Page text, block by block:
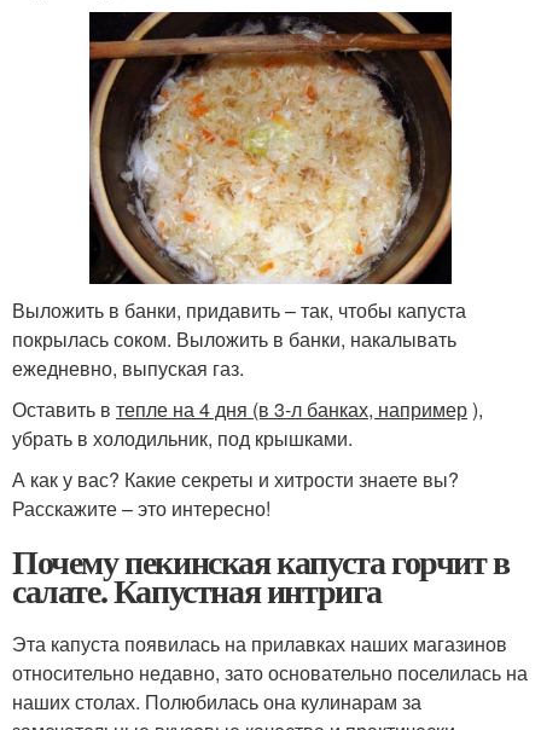
Выложить в банки, придавить – так, чтобы капуста
покрылась соком. Выложить в банки, накалывать
ежедневно, выпуская газ.
Оставить в тепле на 4 дня (в 3-л банках, например),
убрать в холодильник, под крышками.
А как у вас? Какие секреты и хитрости знаете вы?
Расскажите – это интересно!
Почему пекинская капуста горчит в
салате. Капустная интрига
Эта капуста появилась на прилавках наших магазинов
относительно недавно, зато основательно поселилась на
наших столах. Полюбилась она кулинарам за